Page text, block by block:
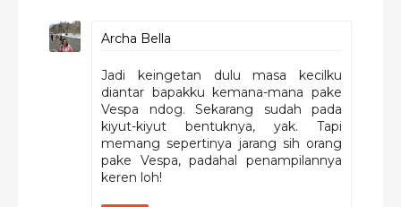
Archa Bella
Jadi keingetan dulu masa kecilku
diantar bapakku kemana-mana pake
Vespa ndog. Sekarang sudah pada
kiyut-kiyut bentuknya, yak. Tapi
memang sepertinya jarang sih orang
pake Vespa, padahal penampilannya
keren loh!